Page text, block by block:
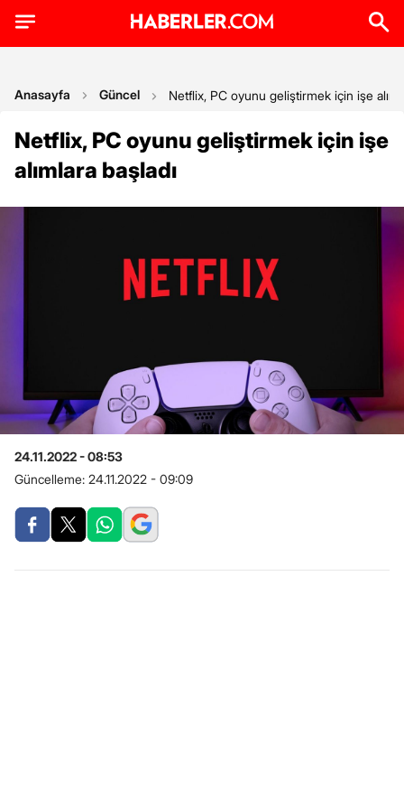
Anasayfa Güncel Netflix, PC oyunu geliştirmek için işe
Netflix, PC oyunu geliştirmek için işe
alımlara başladı
24.11.2022 - 08:53
Güncelleme: 24.11.2022 - 09:09